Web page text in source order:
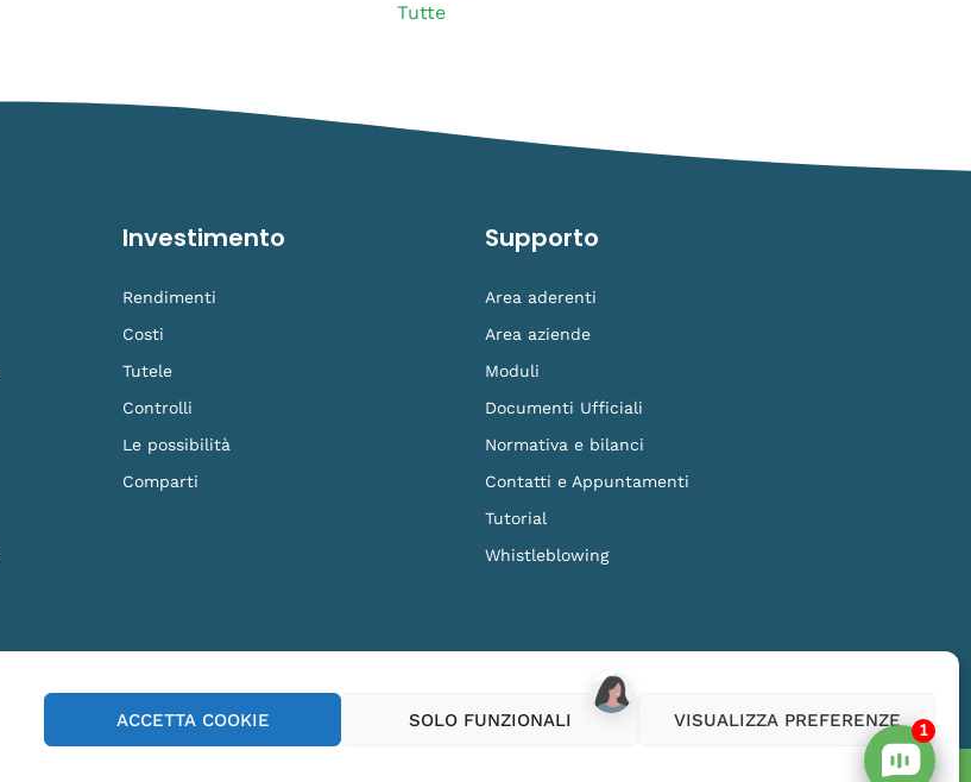
ACCETTA COOKIE SOLO FUNZIONALI VISUALIZZA PREFERENZE
Tutte
Investimento
Rendimenti
Costi
Tutele
Controlli
Le possibilità
Comparti
Supporto
Area aderenti
Area aziende
Moduli
Documenti Ufficiali
Normativa e bilanci
Contatti e Appuntamenti
Tutorial
Whistleblowing
1